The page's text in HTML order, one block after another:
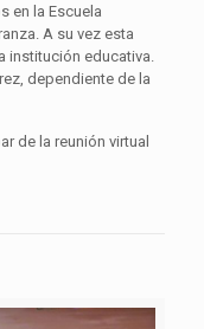
en la Escuela
A su vez esta
institución educativa.
dependiente de la
de la reunión virtual